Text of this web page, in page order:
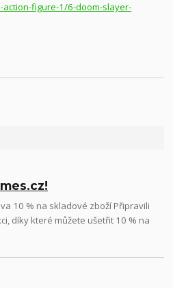
10 % na skladové zboží Připravili
díky které můžete ušetřit 10 % na
figure-1/6-doom-slayer-